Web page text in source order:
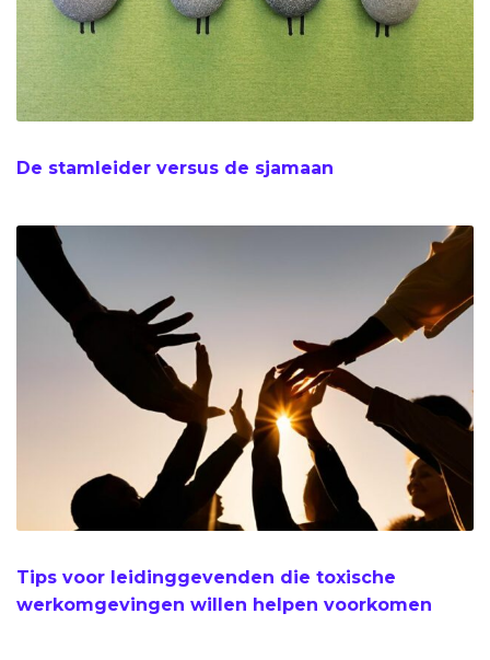
De stamleider versus de sjamaan
Tips voor leidinggevenden die toxische
werkomgevingen willen helpen voorkomen